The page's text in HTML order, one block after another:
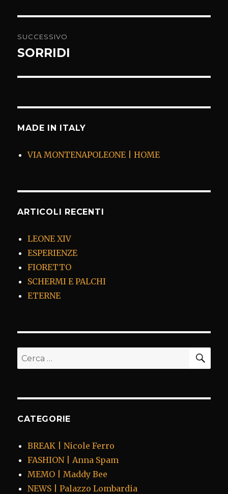
SUCCESSIVO
Articolo
SORRIDI
MADE IN ITALY
VIA MONTENAPOLEONE | HOME
ARTICOLI RECENTI
LEONE XIV
ESPERIENZE
FIORETTO
SCHERMI E PALCHI
ETERNE
Cerca:
CATEGORIE
BREAK | Nicole Ferro
FASHION | Anna Spam
MEMO | Maddy Bee
NEWS | Palazzo Lombardia